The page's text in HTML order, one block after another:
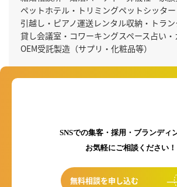
ペットホテル・トリミングペットシッター
引越し・ピアノ運送レンタル収納・トラ
貸し会議室・コワーキングスペース占い
OEM受託製造（サプリ・化粧品等）
SNSでの集客・採用・ブランディ
お気軽にご相談ください！
無料相談を申し込む